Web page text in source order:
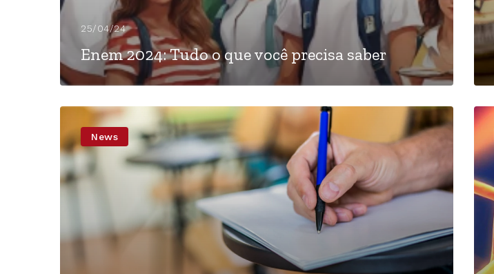
25/04/24
Enem 2024: Tudo o que você precisa saber
News